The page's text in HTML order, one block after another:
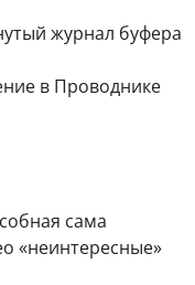
журнал буфера
в Проводнике
сама
«неинтересные»